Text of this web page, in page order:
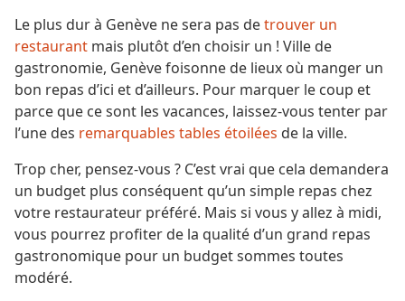
Le plus dur à Genève ne sera pas detrouver un
restaurant mais plutôt d’en choisir un ! Ville de
gastronomie, Genève foisonne de lieux où manger un
bon repas d’ici et d’ailleurs. Pour marquer le coup et
parce que ce sont les vacances, laissez-vous tenter par
l’une des remarquables tables étoilées de la ville.
Trop cher, pensez-vous ? C’est vrai que cela demandera
un budget plus conséquent qu’un simple repas chez
votre restaurateur préféré. Mais si vous y allez à midi,
vous pourrez profiter de la qualité d’un grand repas
gastronomique pour un budget sommes toutes
modéré.